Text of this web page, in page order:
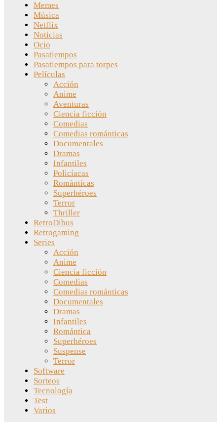
Memes
Música
Netflix
Noticias
Ocio
Pasatiempos
Pasatiempos para torpes
Películas
Acción
Anime
Aventuras
Ciencia ficción
Comedias
Comedias románticas
Documentales
Dramas
Infantiles
Policíacas
Románticas
Superhéroes
Terror
Thriller
RetroDibus
Retrogaming
Series
Acción
Anime
Ciencia ficción
Comedias
Comedias románticas
Documentales
Dramas
Infantiles
Romántica
Superhéroes
Suspense
Terror
Software
Sorteos
Tecnología
Test
Varios